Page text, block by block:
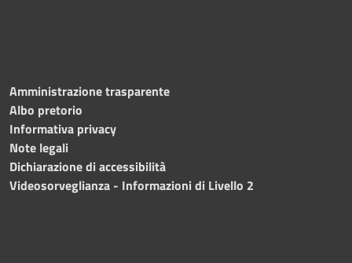
Amministrazione trasparente
Albo pretorio
Informativa privacy
Note legali
Dichiarazione di accessibilità
Videosorveglianza - Informazioni di Livello 2